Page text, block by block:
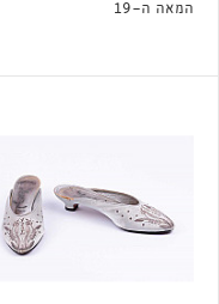
המאה ה-19